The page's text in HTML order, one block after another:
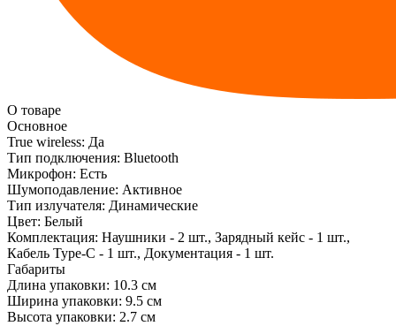
О товаре
Основное
True wireless: Да
Тип подключения: Bluetooth
Микрофон: Есть
Шумоподавление: Активное
Тип излучателя: Динамические
Цвет: Белый
Комплектация: Наушники - 2 шт., Зарядный кейс - 1 шт.,
Кабель Type-C - 1 шт., Документация - 1 шт.
Габариты
Длина упаковки: 10.3 см
Ширина упаковки: 9.5 см
Высота упаковки: 2.7 см